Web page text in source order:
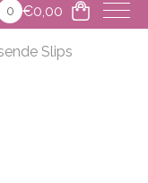
0 €0,00
Slips